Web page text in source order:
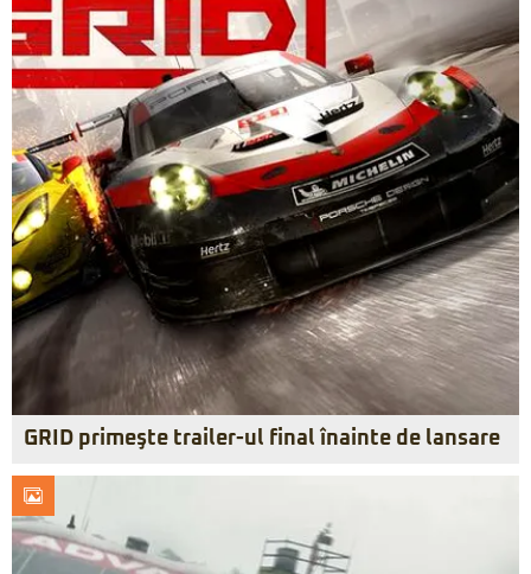
GRID primeşte trailer-ul final înainte de lansare